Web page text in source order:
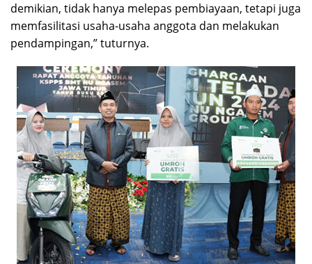
demikian, tidak hanya melepas pembiayaan, tetapi juga
memfasilitasi usaha-usaha anggota dan melakukan
pendampingan,” tuturnya.